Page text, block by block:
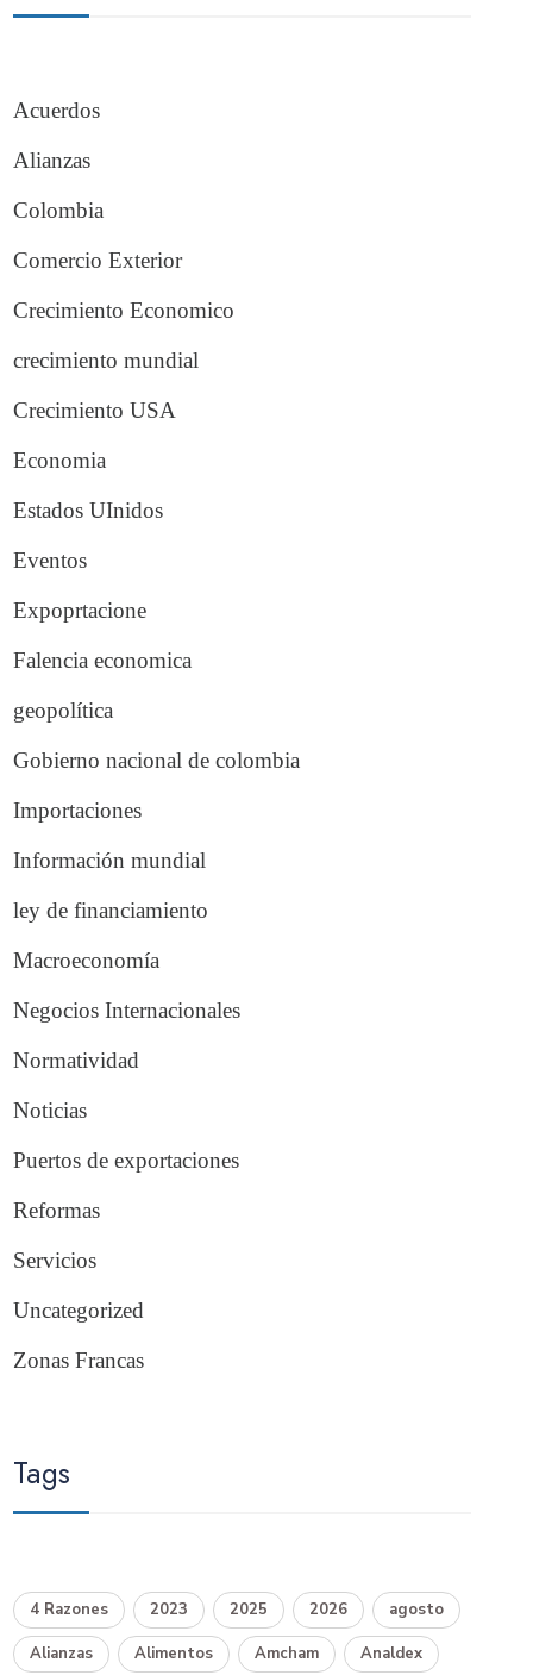
Acuerdos
Alianzas
Colombia
Comercio Exterior
Crecimiento Economico
crecimiento mundial
Crecimiento USA
Economia
Estados UInidos
Eventos
Expoprtacione
Falencia economica
geopolítica
Gobierno nacional de colombia
Importaciones
Información mundial
ley de financiamiento
Macroeconomía
Negocios Internacionales
Normatividad
Noticias
Puertos de exportaciones
Reformas
Servicios
Uncategorized
Zonas Francas
Tags
4 Razones 2023 2025 2026 agosto
Alianzas Alimentos Amcham Analdex